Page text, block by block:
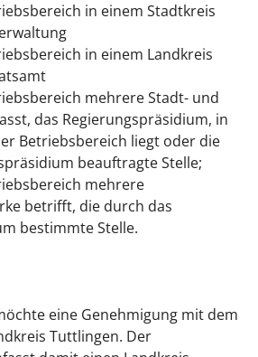
in einem Stadtkreis
in einem Landkreis
mehrere Stadt- und
das Regierungspräsidium, in
Betriebsbereich liegt oder die
beauftragte Stelle;
mehrere
betrifft, die durch das
bestimmte Stelle.
eine Genehmigung mit dem
Tuttlingen. Der